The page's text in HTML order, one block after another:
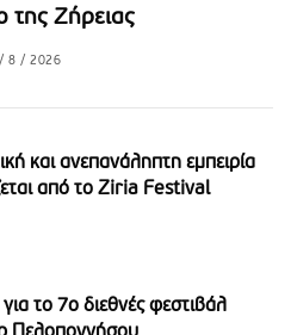
της Ζήρειας
8 / 2026
και ανεπανάληπτη εμπειρία
από το Ziria Festival
το 7ο διεθνές φεστιβάλ